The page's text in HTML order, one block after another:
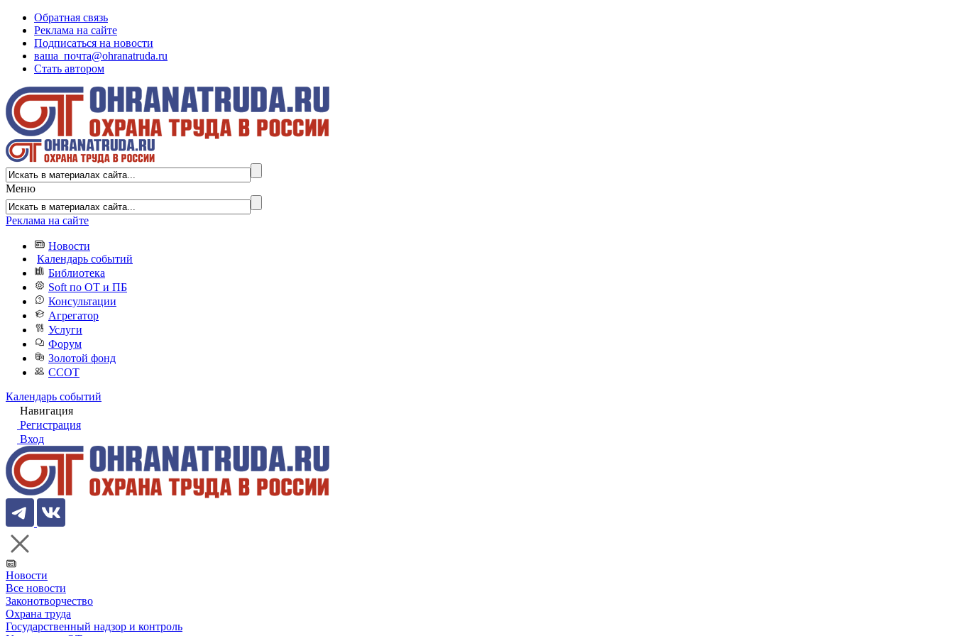
Обратная связь
Реклама на сайте
Подписаться на новости
ваша_почта@ohranatruda.ru
Стать автором
Меню
Реклама на сайте
Новости
Календарь событий
Библиотека
Soft по ОТ и ПБ
Консультации
Агрегатор
Услуги
Форум
Золотой фонд
ССОТ
Календарь событий
Навигация
Регистрация
Вход
Новости
Все новости
Законотворчество
Охрана труда
Государственный надзор и контроль